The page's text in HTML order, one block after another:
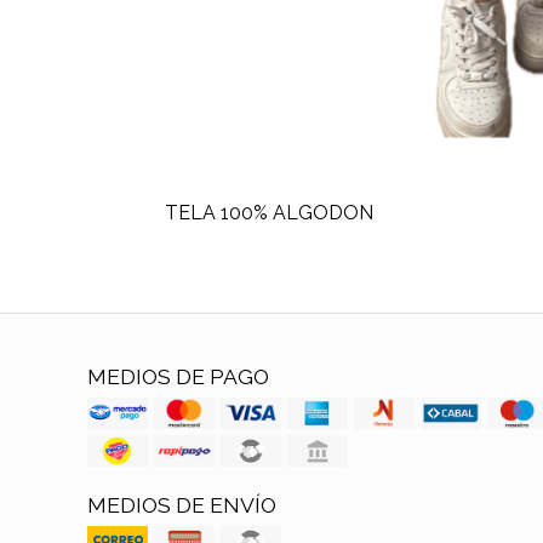
TELA 100% ALGODON
MEDIOS DE PAGO
MEDIOS DE ENVÍO